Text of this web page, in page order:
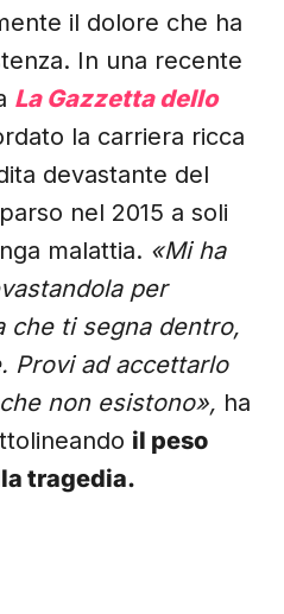
il dolore che ha
In una recente
La Gazzetta dello
la carriera ricca
devastante del
nel 2015 a soli
malattia. «Mi ha
per
che ti segna dentro,
Provi ad accettarlo
non esistono», ha
il peso
tragedia.